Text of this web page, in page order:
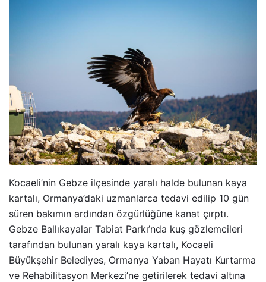
Kocaeli’nin Gebze ilçesinde yaralı halde bulunan kaya
kartalı, Ormanya’daki uzmanlarca tedavi edilip 10 gün
süren bakımın ardından özgürlüğüne kanat çırptı.
Gebze Ballıkayalar Tabiat Parkı’nda kuş gözlemcileri
tarafından bulunan yaralı kaya kartalı, Kocaeli
Büyükşehir Belediyes, Ormanya Yaban Hayatı Kurtarma
ve Rehabilitasyon Merkezi’ne getirilerek tedavi altına